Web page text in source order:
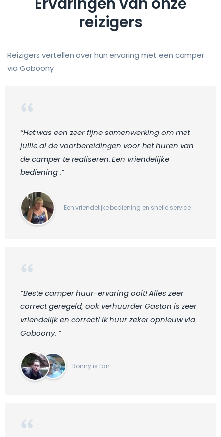
reizigers
Reizigers vertellen over hun ervaring met een camper
via Goboony
“Het was een zeer fijne samenwerking om met
jullie al de voorbereidingen voor het huren van
de camper te realiseren. Een vriendelijke
bediening .“
Een vriendelijke bediening en snelle service
“Beste camper huur-ervaring ooit! Alles zeer
correct geregeld, ook verhuurder Gaston is zeer
vriendelijk en correct! Ik huur zeker opnieuw via
Goboony. “
Ronny is fan!